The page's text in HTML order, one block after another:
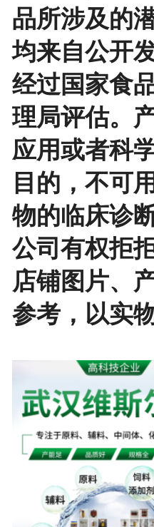
品所涉及的
均来自公开
经过国家食
理局评估。
应用或者科
目的，不可
物的临床诊
公司有权拒
店铺图片、
参考，以实